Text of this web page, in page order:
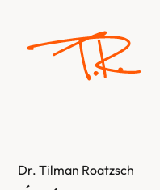
Dr. Tilman Roatzsch